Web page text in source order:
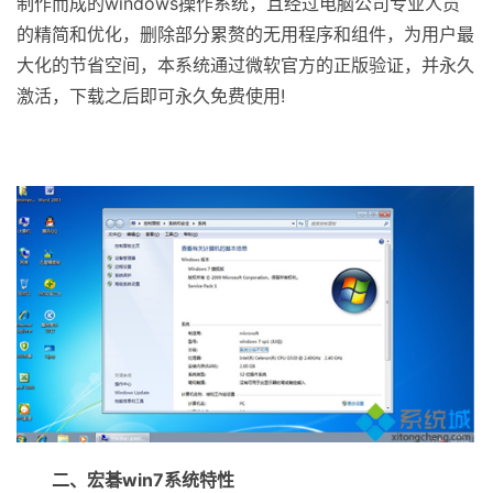
的精简和优化，删除部分累赘的无用程序和组件，为用户最
大化的节省空间，本系统通过微软官方的正版验证，并永久
激活，下载之后即可永久免费使用!
二、 宏碁win7系统特性